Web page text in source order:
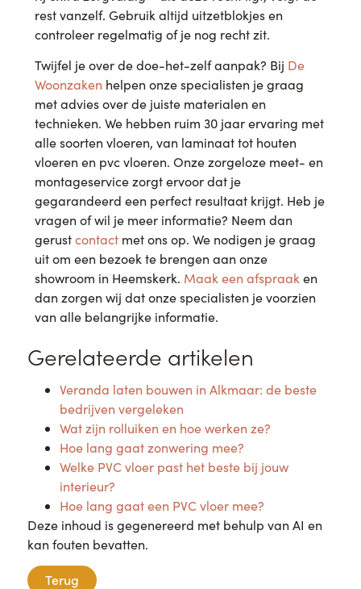
rest vanzelf. Gebruik altijd uitzetblokjes en
controleer regelmatig of je nog recht zit.
Twijfel je over de doe-het-zelf aanpak? Bij De
Woonzaken helpen onze specialisten je graag
met advies over de juiste materialen en
technieken. We hebben ruim 30 jaar ervaring met
alle soorten vloeren, van laminaat tot houten
vloeren en pvc vloeren. Onze zorgeloze meet- en
montageservice zorgt ervoor dat je
gegarandeerd een perfect resultaat krijgt. Heb je
vragen of wil je meer informatie? Neem dan
gerustcontact met ons op. We nodigen je graag
uit om een bezoek te brengen aan onze
showroom in Heemskerk. Maak een afspraaken
dan zorgen wij dat onze specialisten je voorzien
van alle belangrijke informatie.
Gerelateerde artikelen
Veranda laten bouwen in Alkmaar: de beste
bedrijven vergeleken
Wat zijn rolluiken en hoe werken ze?
Hoe lang gaat zonwering mee?
Welke PVC vloer past het beste bij jouw
interieur?
Hoe lang gaat een PVC vloer mee?
Deze inhoud is gegenereerd met behulp van AI en
kan fouten bevatten.
Terug